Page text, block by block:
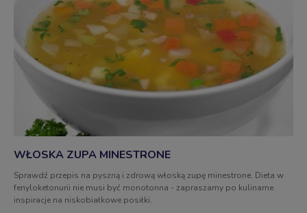
WŁOSKA ZUPA MINESTRONE
Sprawdź przepis na pyszną i zdrową włoską zupę minestrone. Dieta w
fenyloketonurii nie musi być monotonna - zapraszamy po kulinarne
inspiracje na niskobiałkowe posiłki.